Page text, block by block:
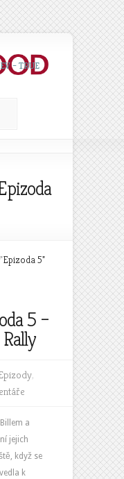
– TRUE
"Epizoda 5"
5 –
,
a
jejich
když se
k